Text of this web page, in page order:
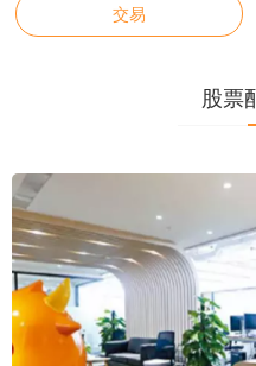
交易
股票